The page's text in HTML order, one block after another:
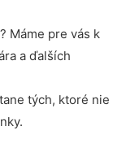
Máme pre vás k
a ďalších
tých, ktoré nie